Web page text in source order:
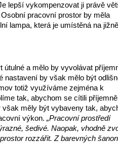
lepší vykompenzovat ji právě
pracovní prostor by měla
lampa, která je umístěná na jižně
útulné a mělo by vyvolávat
nastavení by však mělo být
totiž využíváme zejména k
tak, abychom se cítili
měly být vybaveny tak,
výkon. „Pracovní prostředí
šedivé. Naopak, vhodně
rozzářit. Z barevných